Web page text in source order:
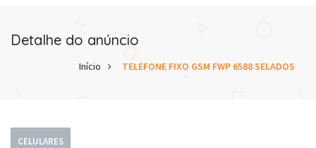
Detalhe do anúncio
Início TELEFONE FIXO GSM FWP 6588 SELADOS
CELULARES